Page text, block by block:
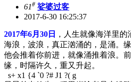
61# 娑婆过客
2017-6-30 16:25:37
2017年6月30日
，人生就像海洋里的
海浪，波浪，真正汹涌的，是涌。
他会推着你前进，就像涌推着浪。
缘，时隔许久，重又升起。
s+ x1 {4 `0 ?# J1 ?( g